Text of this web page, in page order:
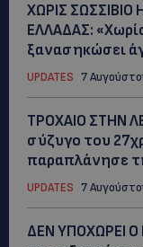
ΧΩΡΙΣ
ΕΛΛΑΔΑΣ:
ξανασηκώσει
UPDATES 7
ΤΡΟΧΑΙΟ ΣΤΗΝ
σύζυγο του
παραπλάνησε
UPDATES 7
ΔΕΝ ΥΠΟΧΩΡΕΙ Ο